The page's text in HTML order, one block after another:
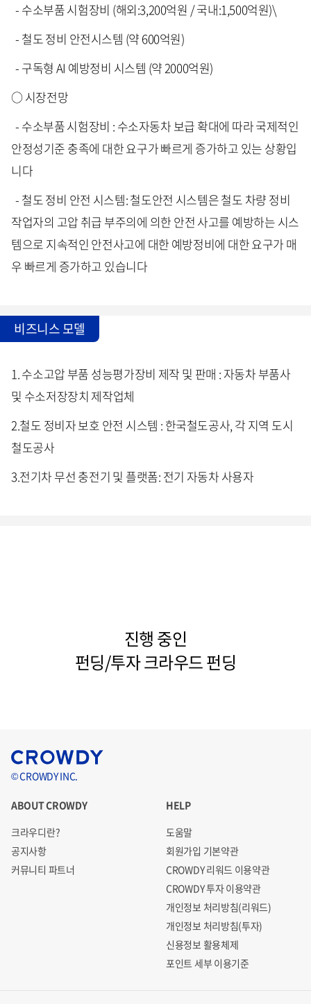
- 수소부품 시험장비 (해외:3,200억원 / 국내:1,500억원)\
- 철도 정비 안전시스템 (약 600억원)
- 구독형 AI 예방정비 시스템 (약 2000억원)
○ 시장전망
- 수소부품 시험장비 : 수소자동차 보급 확대에 따라 국제적인
안정성기준 충족에 대한 요구가 빠르게 증가하고 있는 상황입
니다
- 철도 정비 안전 시스템: 철도안전 시스템은 철도 차량 정비
작업자의 고압 취급 부주의에 의한 안전 사고를 예방하는 시스
템으로 지속적인 안전사고에 대한 예방정비에 대한 요구가 매
우 빠르게 증가하고 있습니다
비즈니스 모델
1. 수소고압 부품 성능평가장비 제작 및 판매 : 자동차 부품사
및 수소저장장치 제작업체
2.철도 정비자 보호 안전 시스템 : 한국철도공사, 각 지역 도시
철도공사
3.전기차 무선 충전기 및 플랫폼: 전기 자동차 사용자
진행 중인
펀딩/투자 크라우드 펀딩
© CROWDY INC.
ABOUT CROWDY
크라우디란?
공지사항
커뮤니티 파트너
HELP
도움말
회원가입 기본약관
CROWDY 리워드 이용약관
CROWDY 투자 이용약관
개인정보 처리방침(리워드)
개인정보 처리방침(투자)
신용정보 활용체제
포인트 세부 이용기준